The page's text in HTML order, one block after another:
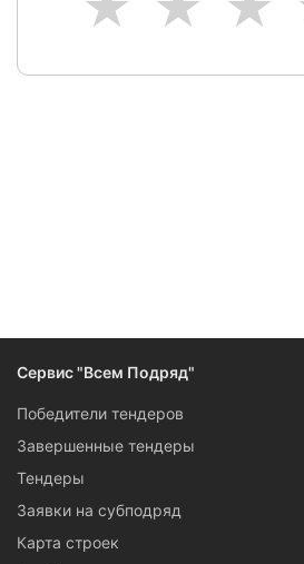
Сервис "Всем Подряд"
Победители тендеров
Завершенные тендеры
Тендеры
Заявки на субподряд
Карта строек